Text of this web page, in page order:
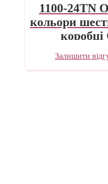
1100-24TN
кольори
Залишити